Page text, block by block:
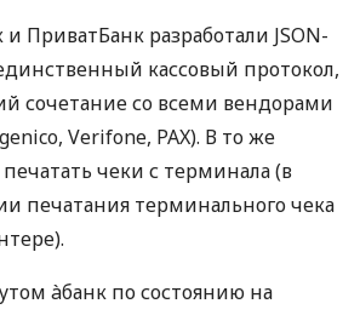
ПриватБанк разработали JSON-
кассовый протокол,
сочетание со всеми вендорами
Verifone, PAX). В то же
чеки с терминала (в
печатания терминального чека
àбанк по состоянию на